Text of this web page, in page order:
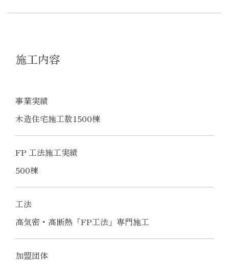
施工内容
事業実績
木造住宅施工数1500棟
FP 工法施工実績
500棟
工法
高気密・高断熱「FP工法」専門施工
加盟団体